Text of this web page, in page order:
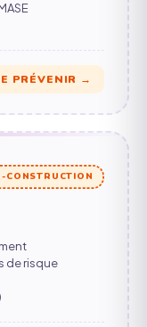
PRÉVENIR →
CONSTRUCTION
de risque